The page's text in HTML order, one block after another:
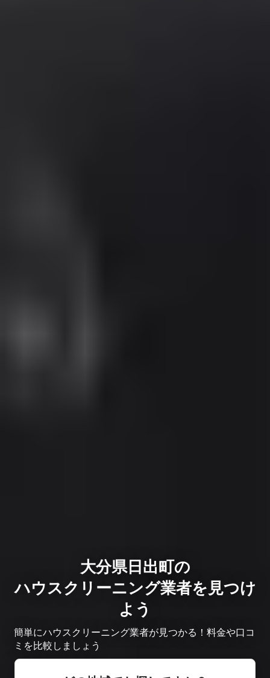
大分県日出町の
ハウスクリーニング業者を見つけ
よう
簡単にハウスクリーニング業者が見つかる！料金や口コ
ミを比較しましょう